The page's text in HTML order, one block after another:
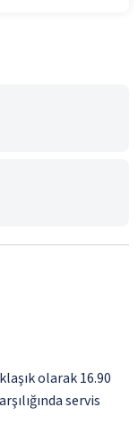
olarak 16.90
servis